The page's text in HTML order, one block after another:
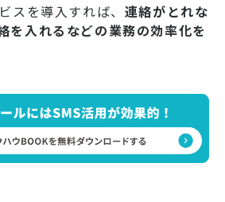
スを導入すれば、 連絡がとれな
を入れるなどの業務の効率化を